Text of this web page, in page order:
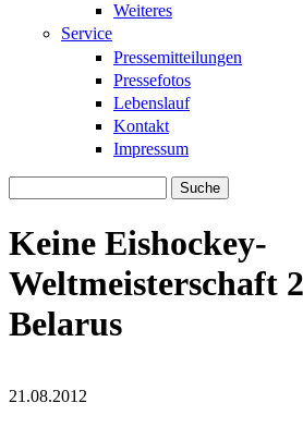
Weiteres
Service
Pressemitteilungen
Pressefotos
Lebenslauf
Kontakt
Impressum
Keine Eishockey-
Weltmeisterschaft
Belarus
21.08.2012